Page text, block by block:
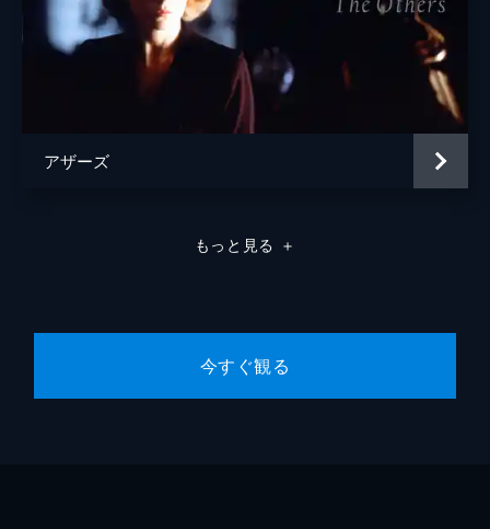
アザーズ
もっと見る ＋
今すぐ観る